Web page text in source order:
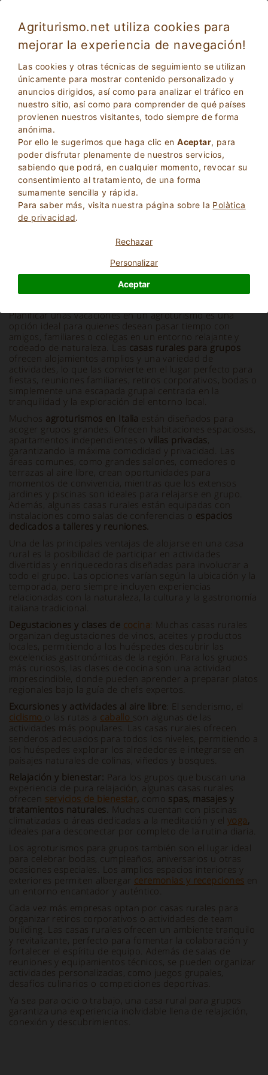
Agriturismo.net utiliza cookies para
mejorar la experiencia de navegación!
Las cookies y otras técnicas de seguimiento se utilizan
únicamente para mostrar contenido personalizado y
anuncios dirigidos, así como para analizar el tráfico en
nuestro sitio, así como para comprender de qué países
provienen nuestros visitantes, todo siempre de forma
anónima.
Por ello le sugerimos que haga clic enAceptar, para
poder disfrutar plenamente de nuestros servicios,
sabiendo que podrá, en cualquier momento, revocar su
consentimiento al tratamiento, de una forma
sumamente sencilla y rápida.
Para saber más, visita nuestra página sobre la Polà­tica
de privacidad.
Rechazar
Personalizar
Aceptar
Propiedades en Italia ideales para grupos
2Adultos
0Niños BÚSQUEDA
Información y descripción
Planificar unas vacaciones en un agroturismo es una
opción ideal para quienes desean pasar tiempo con
amigos, familiares o colegas en un entorno relajante y
rodeado de naturaleza. Las casas rurales para grupos
ofrecen alojamientos amplios y una variedad de
actividades, lo que las convierte en el lugar perfecto para
fiestas, reuniones familiares, retiros corporativos, bodas o
simplemente una escapada grupal centrada en la
tranquilidad y la exploración del entorno local.
Muchos agroturismos en Italia están diseñados para
acoger grupos grandes. Ofrecen habitaciones espaciosas,
apartamentos independientes ovillas privadas,
garantizando la máxima comodidad y privacidad. Las
áreas comunes, como grandes salones, comedores o
terrazas al aire libre, crean oportunidades para
momentos de convivencia, mientras que los extensos
jardines y piscinas son ideales para relajarse en grupo.
Además, algunas casas rurales están equipadas con
instalaciones como salas de conferencias o espacios
dedicados a talleres y reuniones.
Una de las principales ventajas de alojarse en una casa
rural es la posibilidad de participar en actividades
divertidas y enriquecedoras diseñadas para involucrar a
todo el grupo. Las opciones varían según la ubicación y la
temporada, pero siempre incluyen experiencias
relacionadas con la naturaleza, la cultura y la gastronomía
italiana tradicional.
Degustaciones y clases de cocina: Muchas casas rurales
organizan degustaciones de vinos, aceites y productos
locales, permitiendo a los huéspedes descubrir las
excelencias gastronómicas de la región. Para los grupos
más curiosos, las clases de cocina son una actividad
imprescindible, donde pueden aprender a preparar platos
regionales bajo la guía de chefs expertos.
Excursiones y actividades al aire libre: El senderismo, el
ciclismo o las rutas a caballo son algunas de las
actividades más populares. Las casas rurales ofrecen
senderos adecuados para todos los niveles, permitiendo a
los huéspedes explorar los alrededores e integrarse en
paisajes naturales de colinas, viñedos y bosques.
Relajación y bienestar: Para los grupos que buscan una
experiencia de pura relajación, algunas casas rurales
ofrecen servicios de bienestar, como spas, masajes y
tratamientos naturales. Muchas cuentan con piscinas
climatizadas o áreas dedicadas a la meditación y elyoga,
ideales para desconectar por completo de la rutina diaria.
Los agroturismos para grupos también son el lugar ideal
para celebrar bodas, cumpleaños, aniversarios u otras
ocasiones especiales. Los amplios espacios interiores y
exteriores permiten albergar ceremonias y recepciones en
un entorno encantador y auténtico.
Cada vez más empresas optan por casas rurales para
organizar retiros corporativos o actividades de team
building. Las casas rurales ofrecen un ambiente tranquilo
y revitalizante, perfecto para fomentar la colaboración y
fortalecer el espíritu de equipo. Además de salas de
reuniones y equipamientos técnicos, se pueden organizar
actividades personalizadas, como juegos grupales,
desafíos culinarios o competiciones deportivas.
Ya sea para ocio o trabajo, una casa rural para grupos
garantiza una experiencia inolvidable llena de relajación,
conexión y descubrimientos.